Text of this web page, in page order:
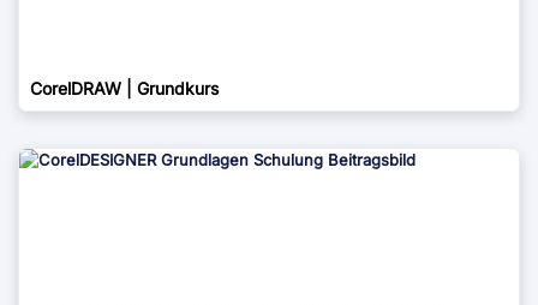
CorelDRAW | Grundkurs